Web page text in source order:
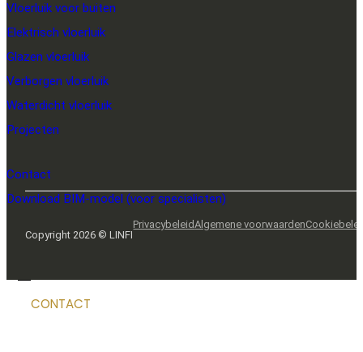
Vloerluik voor buiten
Elektrisch vloerluik
Glazen vloerluik
Verborgen vloerluik
Waterdicht vloerluik
Projecten
Contact
Download BIM-model (voor specialisten)
Copyright 2026 © LINFI
PrivacybeleidAlgemene voorwaarden
CONTACT